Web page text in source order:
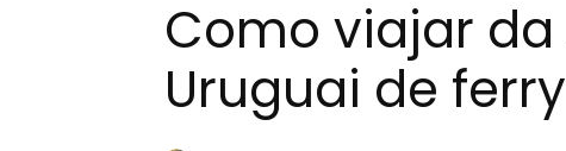
Como viajar
Uruguai de